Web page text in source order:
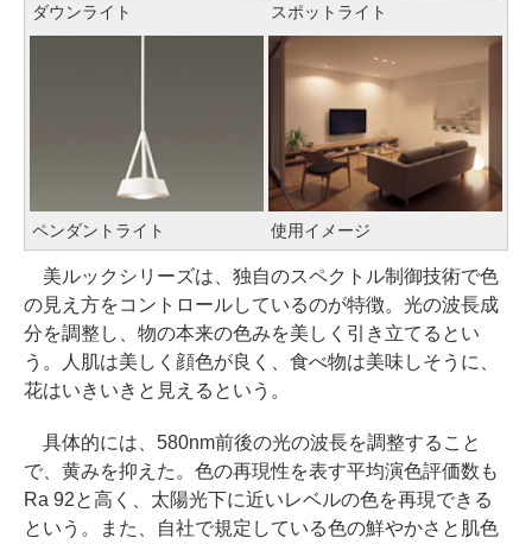
ダウンライト スポットライト
ペンダントライト 使用イメージ
美ルックシリーズは、独自のスペクトル制御技術で色
の見え方をコントロールしているのが特徴。光の波長成
分を調整し、物の本来の色みを美しく引き立てるとい
う。人肌は美しく顔色が良く、食べ物は美味しそうに、
花はいきいきと見えるという。
具体的には、580nm前後の光の波長を調整すること
で、黄みを抑えた。色の再現性を表す平均演色評価数も
Ra 92と高く、太陽光下に近いレベルの色を再現できる
という。また、自社で規定している色の鮮やかさと肌色